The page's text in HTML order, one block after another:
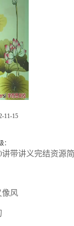
11-15
：
带讲义完结资源
像风